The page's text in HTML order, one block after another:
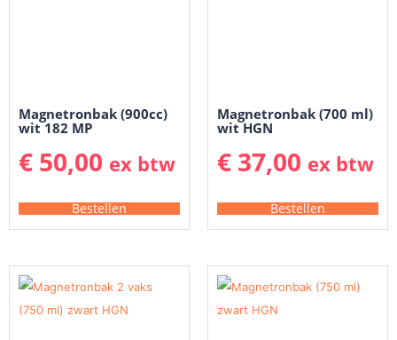
Magnetronbak (900cc)
wit 182 MP
€ 50,00 ex btw
Bestellen
Magnetronbak (700 ml)
wit HGN
€ 37,00 ex btw
Bestellen